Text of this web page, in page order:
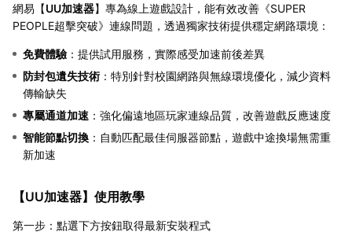
網易【UU加速器】專為線上遊戲設計，能有效改善《SUPER
PEOPLE超擊突破》連線問題，透過獨家技術提供穩定網路環境：
免費體驗 ：提供試用服務，實際感受加速前後差異
防封包遺失技術 ：特別針對校園網路與無線環境優化，減少資料
傳輸缺失
專屬通道加速 ：強化偏遠地區玩家連線品質，改善遊戲反應速度
智能節點切換 ：自動匹配最佳伺服器節點，遊戲中途換場無需重
新加速
【UU加速器】使用教學
第一步：點選下方按鈕取得最新安裝程式